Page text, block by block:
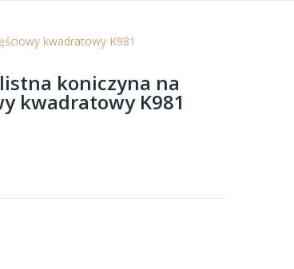
kwadratowy K981
koniczyna na
kwadratowy K981